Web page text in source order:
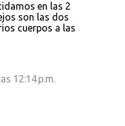
en las 2
son las dos
cuerpos a las
12:14 p.m.